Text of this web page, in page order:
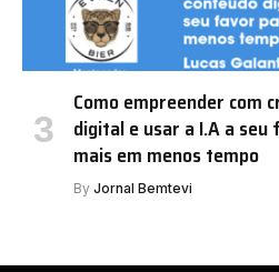
Como empreender com
digital e usar a I.A a
mais em menos tempo
By Jornal Bemtevi